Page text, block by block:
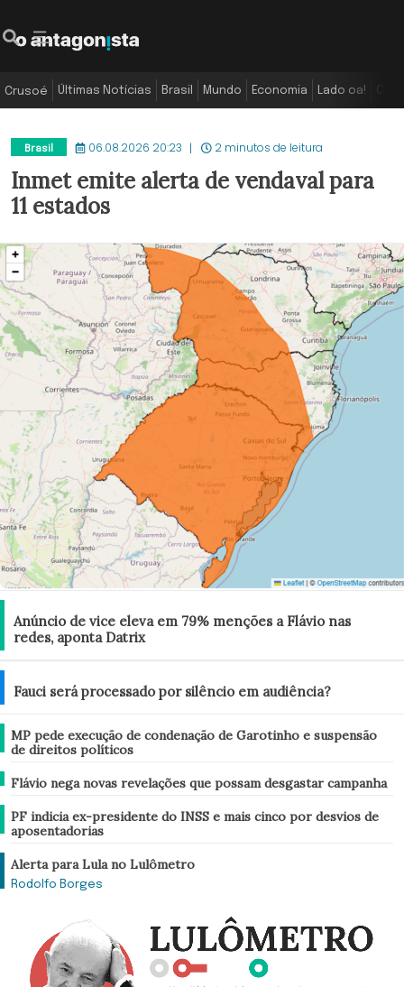
Crusoé Últimas Notícias Brasil Mundo Economia Lado oa!
Brasil 06.08.2026 20:23 2 minutos de leitura
Inmet emite alerta de vendaval para
11 estados
Anúncio de vice eleva em 79% menções a Flávio nas
redes, aponta Datrix
Fauci será processado por silêncio em audiência?
Brasil
MP pede execução de condenação de Garotinho e suspensão
de direitos políticos
Brasil
Flávio nega novas revelações que possam desgastar campanha
Brasil
PF indicia ex-presidente do INSS e mais cinco por desvios de
aposentadorias
Análise
Alerta para Lula no Lulômetro
Rodolfo Borges